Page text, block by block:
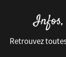
Retrouvez